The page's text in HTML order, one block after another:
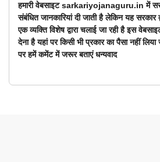
हमारी वेबसाइट sarkariyojanaguru.in में
संबंधित जानकारियां दी जाती है लेकिन यह सरकार
एक व्यक्ति विशेष द्वारा चलाई जा रही है इस
देना है यहां पर किसी भी प्रकार का पैसा नहीं
पर हमें कमेंट में जरूर बताएं धन्यवाद